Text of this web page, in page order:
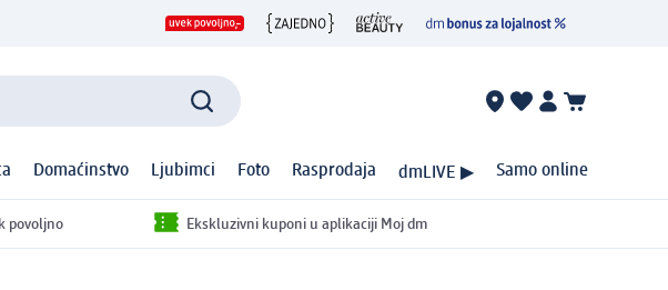
Domaćinstvo Ljubimci Foto Rasprodaja dmLIVE ▶ Samo online
povoljno Ekskluzivni kuponi u aplikaciji Moj dm